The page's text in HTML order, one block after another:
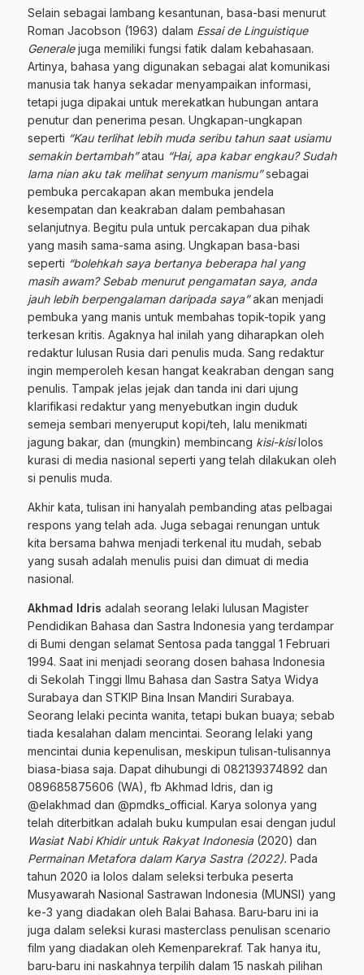
Selain sebagai lambang kesantunan, basa-basi menurut
Roman Jacobson (1963) dalam Essai de Linguistique
Generalejuga memiliki fungsi fatik dalam kebahasaan.
Artinya, bahasa yang digunakan sebagai alat komunikasi
manusia tak hanya sekadar menyampaikan informasi,
tetapi juga dipakai untuk merekatkan hubungan antara
penutur dan penerima pesan. Ungkapan-ungkapan
seperti “Kau terlihat lebih muda seribu tahun saat usiamu
semakin bertambah”atau “Hai, apa kabar engkau? Sudah
lama nian aku tak melihat senyum manismu”sebagai
pembuka percakapan akan membuka jendela
kesempatan dan keakraban dalam pembahasan
selanjutnya. Begitu pula untuk percakapan dua pihak
yang masih sama-sama asing. Ungkapan basa-basi
seperti “bolehkah saya bertanya beberapa hal yang
masih awam? Sebab menurut pengamatan saya, anda
jauh lebih berpengalaman daripada saya”akan menjadi
pembuka yang manis untuk membahas topik-topik yang
terkesan kritis. Agaknya hal inilah yang diharapkan oleh
redaktur lulusan Rusia dari penulis muda. Sang redaktur
ingin memperoleh kesan hangat keakraban dengan sang
penulis. Tampak jelas jejak dan tanda ini dari ujung
klarifikasi redaktur yang menyebutkan ingin duduk
semeja sembari menyeruput kopi/teh, lalu menikmati
jagung bakar, dan (mungkin) membincang kisi-kisilolos
kurasi di media nasional seperti yang telah dilakukan oleh
si penulis muda.
Akhir kata, tulisan ini hanyalah pembanding atas pelbagai
respons yang telah ada. Juga sebagai renungan untuk
kita bersama bahwa menjadi terkenal itu mudah, sebab
yang susah adalah menulis puisi dan dimuat di media
nasional.
Akhmad Idris adalah seorang lelaki lulusan Magister
Pendidikan Bahasa dan Sastra Indonesia yang terdampar
di Bumi dengan selamat Sentosa pada tanggal 1 Februari
1994. Saat ini menjadi seorang dosen bahasa Indonesia
di Sekolah Tinggi Ilmu Bahasa dan Sastra Satya Widya
Surabaya dan STKIP Bina Insan Mandiri Surabaya.
Seorang lelaki pecinta wanita, tetapi bukan buaya; sebab
tiada kesalahan dalam mencintai. Seorang lelaki yang
mencintai dunia kepenulisan, meskipun tulisan-tulisannya
biasa-biasa saja. Dapat dihubungi di 082139374892 dan
089685875606 (WA), fb Akhmad Idris, dan ig
@elakhmad dan @pmdks_official. Karya solonya yang
telah diterbitkan adalah buku kumpulan esai dengan judul
Wasiat Nabi Khidir untuk Rakyat Indonesia(2020) dan
Permainan Metafora dalam Karya Sastra (2022). Pada
tahun 2020 ia lolos dalam seleksi terbuka peserta
Musyawarah Nasional Sastrawan Indonesia (MUNSI) yang
ke-3 yang diadakan oleh Balai Bahasa. Baru-baru ini ia
juga dalam seleksi kurasi masterclass penulisan scenario
film yang diadakan oleh Kemenparekraf. Tak hanya itu,
baru-baru ini naskahnya terpilih dalam 15 naskah pilihan